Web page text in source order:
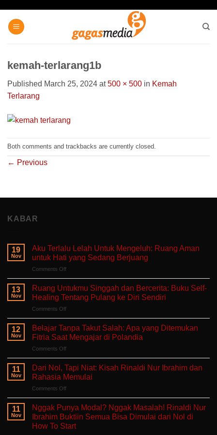
content
kemah-terlarang1b
Published March 25, 2024 at500 × 500 in Kemah
Terlarang
Both comments and trackbacks are currently closed.
← Previous
KABAR
19
Nov
Aku Terlalu Lelah Untuk Mengeluh: Ruang Aman
untuk Hati yang Sedang Berjuang
Comments Offon
Terlalu
Untuk
Mengeluh:
Ruang
Aman
untuk
Sedang
Berjuang
13
Nov
Ruang Untukmu Singgah dan Bercerita: Buku Self-
Healing Tentang Pulang ke Diri Sendiri
Comments Offon
Untukmu
Singgah
dan
Bercerita:
Buku
Self-
Healing
ke
Diri
Sendiri
12
Nov
Belajar Tanpa Takut Salah: Apa yang Ditemukan
Fitria Saat Mengajar di Polandia
Comments Offon
Tanpa
Takut
Salah:
Apa
yang
Ditemukan
Fitria
Saat
Mengajar
11
Nov
Dari Nol, Tapi Niat: Kisah Rinaldi Nur Ibrahim dan
Rahasia Memulai
Comments Offon
Tapi
Niat:
Kisah
11
Nov
Nggak Punya Modal? Nggak Masalah! Rinaldi Nur
Ibrahim Buktiin Semua Bisa Dimulai dari Nol di
How To Start